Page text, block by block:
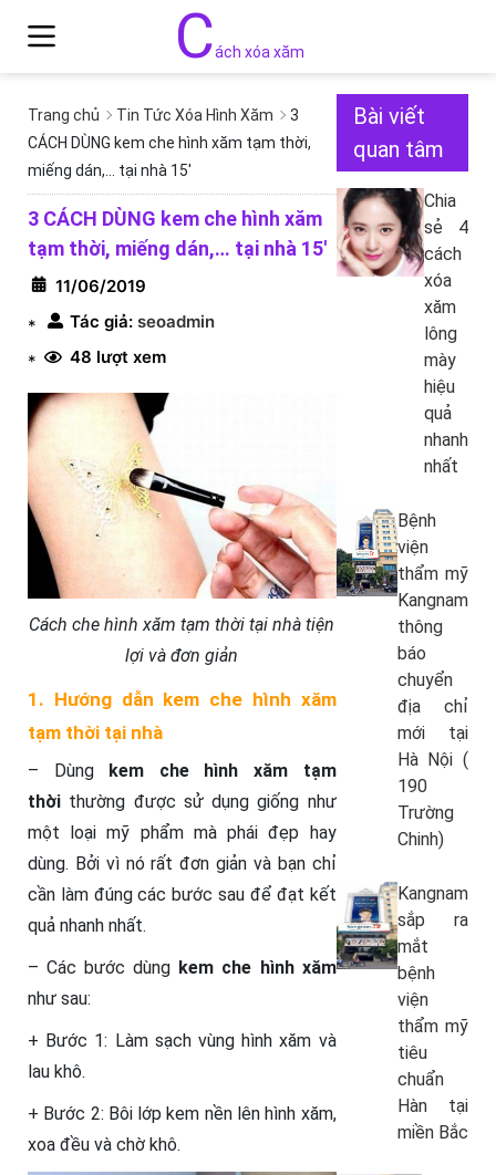
Cách xóa xăm
Trang chủ Tin Tức Xóa Hình Xăm
3
CÁCH DÙNG kem che hình xăm tạm thời,
miếng dán,… tại nhà 15′
3 CÁCH DÙNG kem che hình xăm
tạm thời, miếng dán,… tại nhà 15′
11/06/2019
*
Tác giả: seoadmin
*
48 lượt xem
Cách che hình xăm tạm thời tại nhà tiện
lợi và đơn giản
1. Hướng dẫn kem che hình xăm
tạm thời tại nhà
– Dùng kem che hình xăm tạm
thời thường được sử dụng giống như
một loại mỹ phẩm mà phái đẹp hay
dùng. Bởi vì nó rất đơn giản và bạn chỉ
cần làm đúng các bước sau để đạt kết
quả nhanh nhất.
– Các bước dùng kem che hình xăm
như sau:
+ Bước 1: Làm sạch vùng hình xăm và
lau khô.
+ Bước 2: Bôi lớp kem nền lên hình xăm,
xoa đều và chờ khô.
Bài viết
quan tâm
Chia
sẻ 4
cách
xóa
xăm
lông
mày
hiệu
quả
nhanh
nhất
Bệnh
viện
thẩm mỹ
Kangnam
thông
báo
chuyển
địa chỉ
mới tại
Hà Nội (
190
Trường
Chinh)
Kangnam
sắp ra
mắt
bệnh
viện
thẩm mỹ
tiêu
chuẩn
Hàn tại
miền Bắc